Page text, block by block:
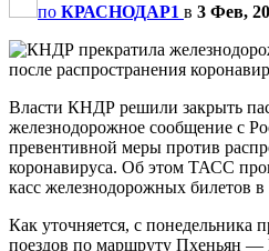
по КРАСНОДАР1 в 3 Фев,
Власти КНДР решили закрыть
железнодорожное сообщение с
превентивной меры против
коронавируса. Об этом ТАСС
касс железнодорожных билетов
Как уточняется, с понедельника
поездов по маршруту Пхеньян